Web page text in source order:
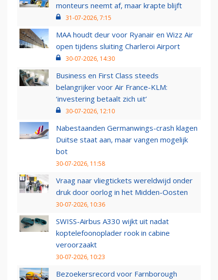
monteurs neemt af, maar krapte blijft
31-07-2026, 7:15
MAA houdt deur voor Ryanair en Wizz Air
open tijdens sluiting Charleroi Airport
30-07-2026, 14:30
Business en First Class steeds
belangrijker voor Air France-KLM:
‘investering betaalt zich uit’
30-07-2026, 12:10
Nabestaanden Germanwings-crash klagen
Duitse staat aan, maar vangen mogelijk
bot
30-07-2026, 11:58
Vraag naar vliegtickets wereldwijd onder
druk door oorlog in het Midden-Oosten
30-07-2026, 10:36
SWISS-Airbus A330 wijkt uit nadat
koptelefoonoplader rook in cabine
veroorzaakt
30-07-2026, 10:23
Bezoekersrecord voor Farnborough